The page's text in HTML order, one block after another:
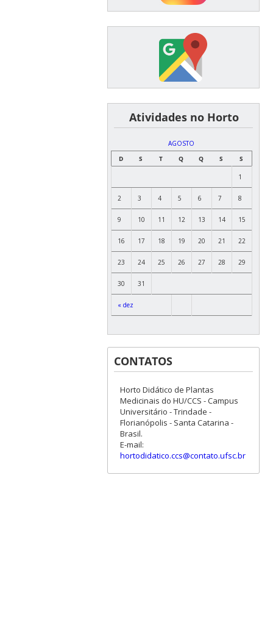
͏ ͏ ͏ ͏ ͏ ͏Atividades no Horto
AGOSTO
D
S T Q Q S S
« dez
1
2 3 4 5 6 7 8
9 10 11 12 13 14 15
16 17 18 19 20 21 22
23 24 25 26 27 28 29
30 31
CONTATOS
Horto Didático de Plantas
Medicinais do HU/CCS - Campus
Universitário - Trindade -
Florianópolis - Santa Catarina -
Brasil.
E-mail:
hortodidatico.ccs@contato.ufsc.br